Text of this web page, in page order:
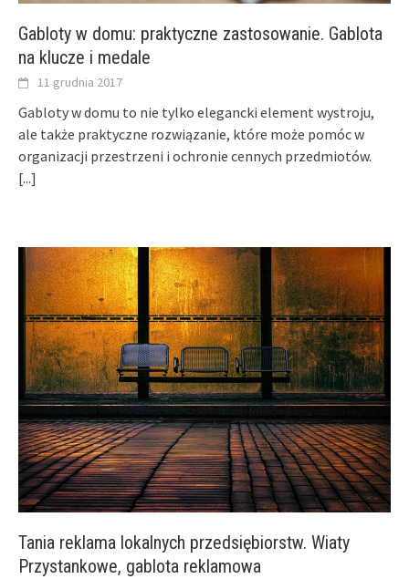
Gabloty w domu: praktyczne zastosowanie. Gablota
na klucze i medale
11 grudnia 2017
Gabloty w domu to nie tylko elegancki element wystroju,
ale także praktyczne rozwiązanie, które może pomóc w
organizacji przestrzeni i ochronie cennych przedmiotów.
[...]
Tania reklama lokalnych przedsiębiorstw. Wiaty
Przystankowe, gablota reklamowa